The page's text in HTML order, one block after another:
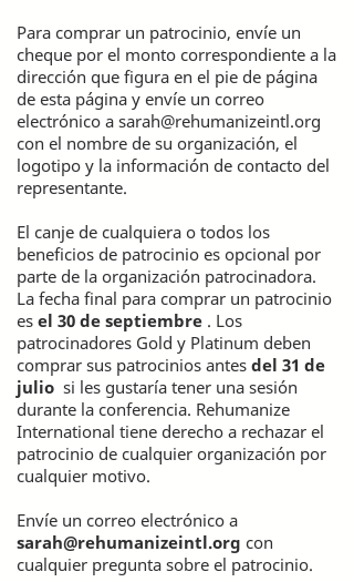
Para comprar un patrocinio, envíe un
cheque por el monto correspondiente a la
dirección que figura en el pie de página
de esta página y envíe un correo
electrónico a sarah@rehumanizeintl.org
con el nombre de su organización, el
logotipo y la información de contacto del
representante.
El canje de cualquiera o todos los
beneficios de patrocinio es opcional por
parte de la organización patrocinadora.
La fecha final para comprar un patrocinio
es el 30 de septiembre . Los
patrocinadores Gold y Platinum deben
comprar sus patrocinios antes del 31 de
julio si les gustaría tener una sesión
durante la conferencia. Rehumanize
International tiene derecho a rechazar el
patrocinio de cualquier organización por
cualquier motivo.
Envíe un correo electrónico a
sarah@rehumanizeintl.org con
cualquier pregunta sobre el patrocinio.